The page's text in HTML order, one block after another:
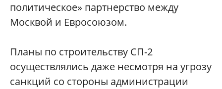
политическое» партнерство между
Москвой и Евросоюзом.
Планы по строительству СП-2
осуществлялись даже несмотря на угрозу
санкций со стороны администрации